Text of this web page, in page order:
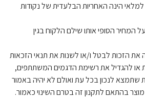
הינה האחריות הבלעדית של נקודות
המחיר הסופי אותו שילם הלקוח בגין
את הזכות לבטל ו/או לשנות את תנאי הזכאות
או להגדיל את רשימת הדגמים המשתתפים,
שתמצא לנכון בכל עת ואולם לא יהיה באמור
בהתאם לתקנון זה בטרם השינוי כאמור.